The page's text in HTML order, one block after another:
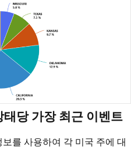
당 가장 최근 이벤트
를 사용하여 각 미국 주에 대